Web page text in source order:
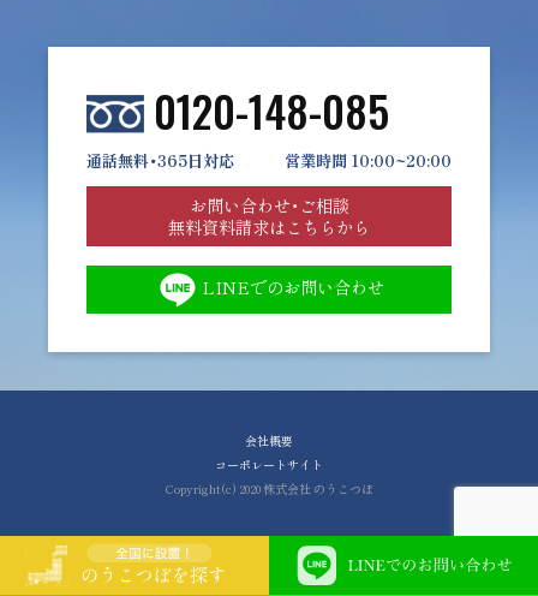
0120-148-085
通話無料・365日対応 営業時間 10:00~20:00
お問い合わせ・ご相談
無料資料請求はこちらから
LINEでのお問い合わせ
会社概要
コーポレートサイト
Copyright(c) 2020 株式会社 のうこつぼ